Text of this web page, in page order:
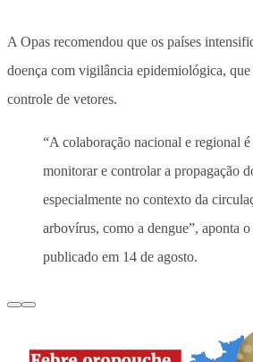
A Opas recomendou que os países
doença com vigilância epidemiológica,
controle de vetores.
“A colaboração nacional e regional é
monitorar e controlar a propagação
especialmente no contexto da
arbovírus, como a dengue”, aponta
publicado em 14 de agosto.